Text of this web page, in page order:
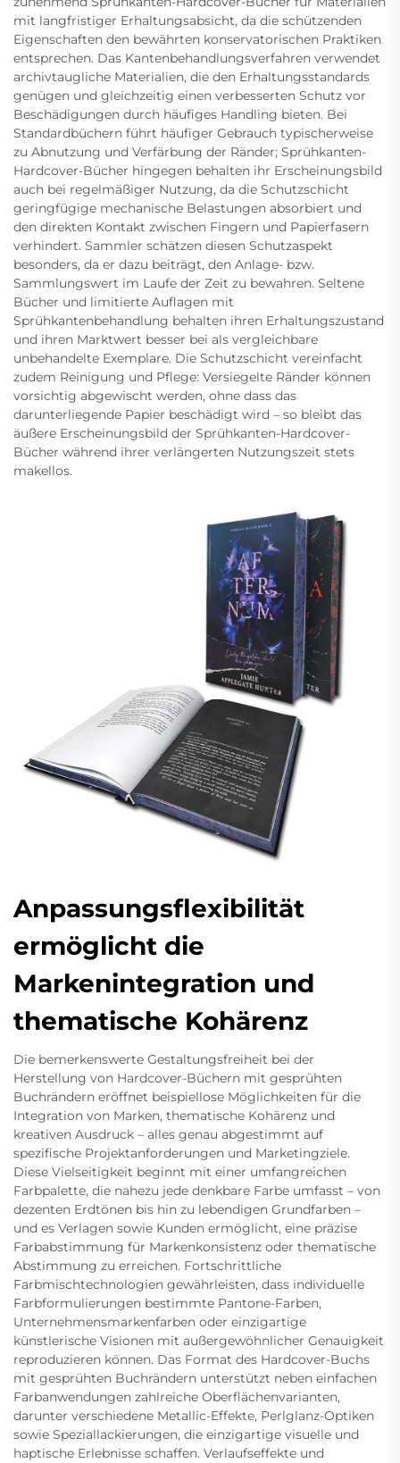
mit langfristiger Erhaltungsabsicht, da die schützenden
Eigenschaften den bewährten konservatorischen Praktiken
entsprechen. Das Kantenbehandlungsverfahren verwendet
archivtaugliche Materialien, die den Erhaltungsstandards
genügen und gleichzeitig einen verbesserten Schutz vor
Beschädigungen durch häufiges Handling bieten. Bei
Standardbüchern führt häufiger Gebrauch typischerweise
zu Abnutzung und Verfärbung der Ränder; Sprühkanten-
Hardcover-Bücher hingegen behalten ihr Erscheinungsbild
auch bei regelmäßiger Nutzung, da die Schutzschicht
geringfügige mechanische Belastungen absorbiert und
den direkten Kontakt zwischen Fingern und Papierfasern
verhindert. Sammler schätzen diesen Schutzaspekt
besonders, da er dazu beiträgt, den Anlage- bzw.
Sammlungswert im Laufe der Zeit zu bewahren. Seltene
Bücher und limitierte Auflagen mit
Sprühkantenbehandlung behalten ihren Erhaltungszustand
und ihren Marktwert besser bei als vergleichbare
unbehandelte Exemplare. Die Schutzschicht vereinfacht
zudem Reinigung und Pflege: Versiegelte Ränder können
vorsichtig abgewischt werden, ohne dass das
darunterliegende Papier beschädigt wird – so bleibt das
äußere Erscheinungsbild der Sprühkanten-Hardcover-
Bücher während ihrer verlängerten Nutzungszeit stets
makellos.
Anpassungsflexibilität
ermöglicht die
Markenintegration und
thematische Kohärenz
Die bemerkenswerte Gestaltungsfreiheit bei der
Herstellung von Hardcover-Büchern mit gesprühten
Buchrändern eröffnet beispiellose Möglichkeiten für die
Integration von Marken, thematische Kohärenz und
kreativen Ausdruck – alles genau abgestimmt auf
spezifische Projektanforderungen und Marketingziele.
Diese Vielseitigkeit beginnt mit einer umfangreichen
Farbpalette, die nahezu jede denkbare Farbe umfasst – von
dezenten Erdtönen bis hin zu lebendigen Grundfarben –
und es Verlagen sowie Kunden ermöglicht, eine präzise
Farbabstimmung für Markenkonsistenz oder thematische
Abstimmung zu erreichen. Fortschrittliche
Farbmischtechnologien gewährleisten, dass individuelle
Farbformulierungen bestimmte Pantone-Farben,
Unternehmensmarkenfarben oder einzigartige
künstlerische Visionen mit außergewöhnlicher Genauigkeit
reproduzieren können. Das Format des Hardcover-Buchs
mit gesprühten Buchrändern unterstützt neben einfachen
Farbanwendungen zahlreiche Oberflächenvarianten,
darunter verschiedene Metallic-Effekte, Perlglanz-Optiken
sowie Speziallackierungen, die einzigartige visuelle und
haptische Erlebnisse schaffen. Verlaufseffekte und